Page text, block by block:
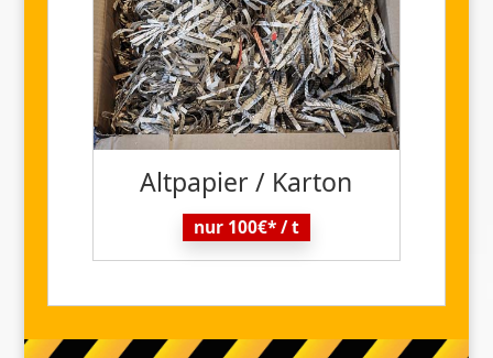
Altpapier / Karton
nur 100€* / t